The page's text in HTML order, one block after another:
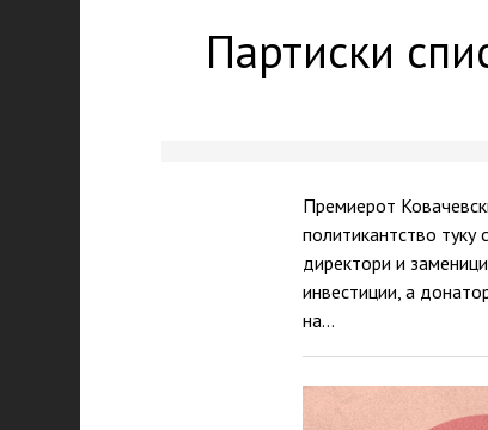
Партиски
Премиерот
политикантство туку
директори и
инвестиции, а
на…